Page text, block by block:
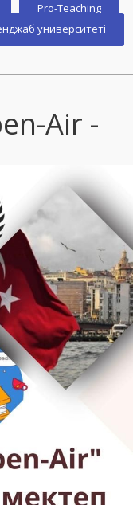
Pro-Teaching
университеті
Air -